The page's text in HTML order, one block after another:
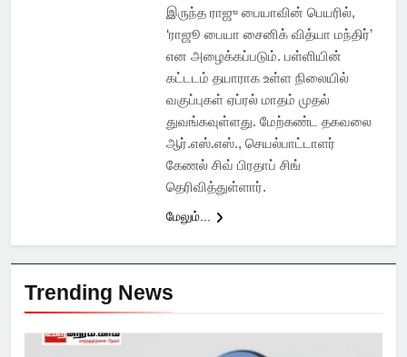
இருந்த ராஜு பையாவின் பெயரில்,
‘ராஜூ பையா சைனிக் வித்யா மந்திர்’
என அழைக்கப்படும். பள்ளியின்
கட்டடம் தயாராக உள்ள நிலையில்
வகுப்புகள் ஏப்ரல் மாதம் முதல்
துவங்கவுள்ளது. மேற்கண்ட தகவலை
ஆர்.எஸ்.எஸ்., செயல்பாட்டாளர்
கேணல் சிவ் பிரதாப் சிங்
தெரிவித்துள்ளார்.
மேலும்...
Trending News